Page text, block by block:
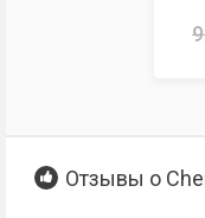
Отзывы о